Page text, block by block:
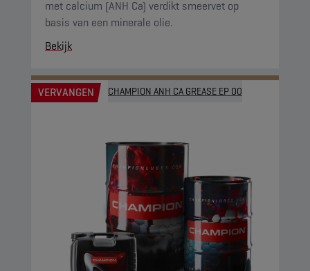
met calcium (ANH Ca) verdikt smeervet op
basis van een minerale olie.
Bekijk
VERVANGEN CHAMPION ANH CA GREASE EP 00